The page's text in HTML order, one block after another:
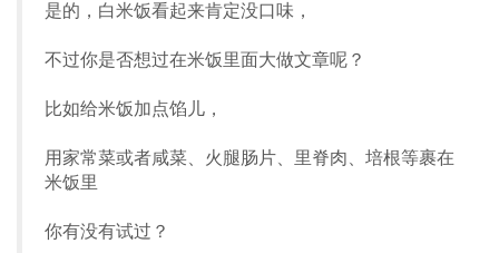
是的，白米饭看起来肯定没口味，
不过你是否想过在米饭里面大做文章呢？
比如给米饭加点馅儿，
用家常菜或者咸菜、火腿肠片、里脊肉、培根等裹在
米饭里
你有没有试过？